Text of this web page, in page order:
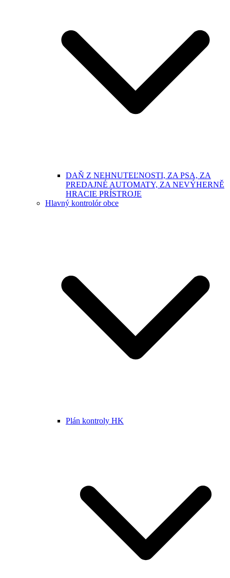
DAŇ Z NEHNUTEĽNOSTI, ZA PSA, ZA
PREDAJNÉ AUTOMATY, ZA NEVÝHERNĚ
HRACIE PRÍSTROJE
Hlavný kontrolór obce
Plán kontroly HK